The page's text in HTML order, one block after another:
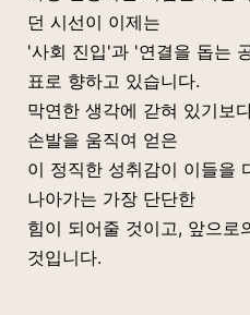
던 시선이 이제는
'사회 진입'과 '연결을 돕는
표로 향하고 있습니다.
막연한 생각에 갇혀 있기보
손발을 움직여 얻은
이 정직한 성취감이 이들을
나아가는 가장 단단한
힘이 되어줄 것이고, 앞으로
것입니다.